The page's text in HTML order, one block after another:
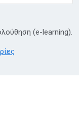
(e-learning).